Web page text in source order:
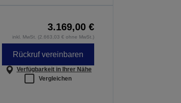
3.169,00 €
inkl. MwSt. (2.663,03 € ohne MwSt.)
Rückruf vereinbaren
Verfügbarkeit in Ihrer Nähe
Vergleichen